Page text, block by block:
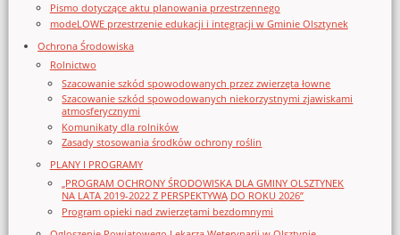
Pismo dotyczące aktu planowania przestrzennego
modeLOWE przestrzenie edukacji i integracji w Gminie Olsztynek
Ochrona Środowiska
Rolnictwo
Szacowanie szkód spowodowanych przez zwierzęta łowne
Szacowanie szkód spowodowanych niekorzystnymi zjawiskami
atmosferycznymi
Komunikaty dla rolników
Zasady stosowania środków ochrony roślin
PLANY I PROGRAMY
„PROGRAM OCHRONY ŚRODOWISKA DLA GMINY OLSZTYNEK
NA LATA 2019-2022 Z PERSPEKTYWĄ DO ROKU 2026”
Program opieki nad zwierzętami bezdomnymi